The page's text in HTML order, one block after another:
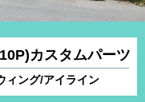
カスタムパーツ
ィング/アイライン